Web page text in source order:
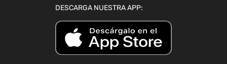
DESCARGA NUESTRA APP: